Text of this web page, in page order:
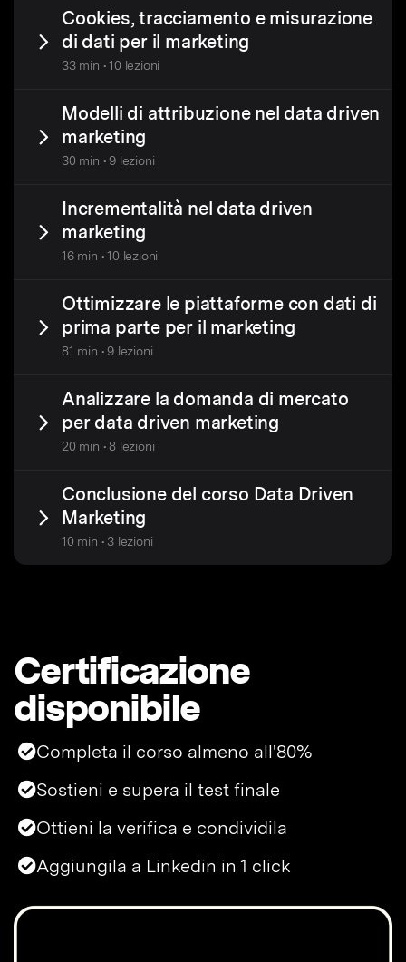
Cookies, tracciamento e misurazione
di dati per il marketing
33 min • 10 lezioni
Modelli di attribuzione nel data driven
marketing
30 min • 9 lezioni
Incrementalità nel data driven
marketing
16 min • 10 lezioni
Ottimizzare le piattaforme con dati di
prima parte per il marketing
81 min • 9 lezioni
Analizzare la domanda di mercato
per data driven marketing
20 min • 8 lezioni
Conclusione del corso Data Driven
Marketing
10 min • 3 lezioni
Certificazione
disponibile
Completa il corso almeno all'80%
Sostieni e supera il test finale
Ottieni la verifica e condividila
Aggiungila a Linkedin in 1 click